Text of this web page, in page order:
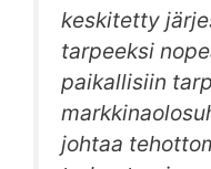
keskitetty
tarpeeksi
paikallisiin
johtaa